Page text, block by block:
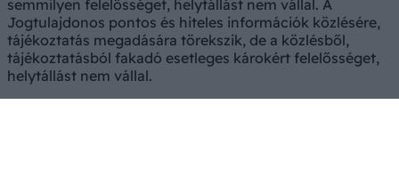
semmilyen felelősséget, helytállást nem vállal. A
Jogtulajdonos pontos és hiteles információk közlésére,
tájékoztatás megadására törekszik, de a közlésből,
tájékoztatásból fakadó esetleges károkért felelősséget,
helytállást nem vállal.